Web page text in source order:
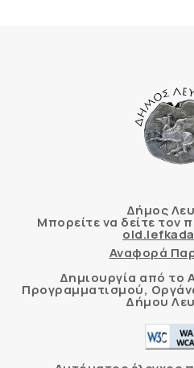
Δήμος
Μπορείτε να δείτε τον
Αναφορά
Δημιουργία από το
Προγραμματισμού,
Δήμου